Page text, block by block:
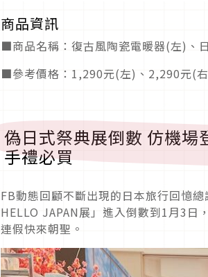
商品資訊
■商品名稱：復古風陶瓷電暖器(左)、
■參考價格：1,290元(左)、2,290元(
偽日式祭典展倒數 仿機
手禮必買
FB動態回顧不斷出現的日本旅行回憶
HELLO JAPAN展」進入倒數到1月3日
連假快來朝聖。